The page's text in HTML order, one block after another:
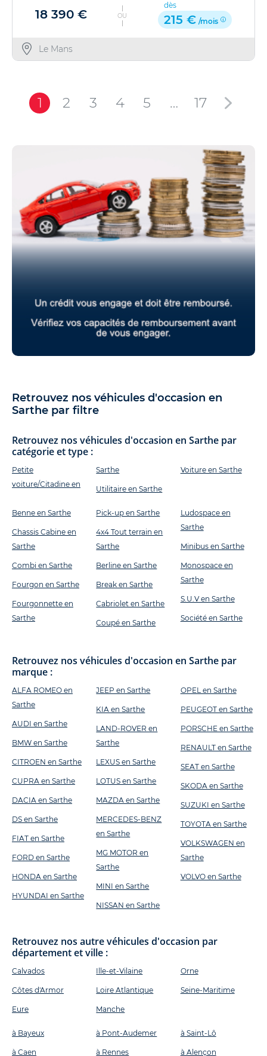
18 390 € OU
dès
215 € /mois
Le Mans
1 2 3 4 5 … 17
Retrouvez nos véhicules d'occasion en
Sarthe par filtre
Retrouvez nos véhicules d'occasion en Sarthe par
catégorie et type :
Petite
voiture/Citadine en
Sarthe
Utilitaire en Sarthe
Voiture en Sarthe
Benne en Sarthe
Chassis Cabine en
Sarthe
Combi en Sarthe
Fourgon en Sarthe
Fourgonnette en
Sarthe
Pick-up en Sarthe
4x4 Tout terrain en
Sarthe
Berline en Sarthe
Break en Sarthe
Cabriolet en Sarthe
Coupé en Sarthe
Ludospace en
Sarthe
Minibus en Sarthe
Monospace en
Sarthe
S.U.V en Sarthe
Société en Sarthe
Retrouvez nos véhicules d'occasion en Sarthe par
marque :
ALFA ROMEO en
Sarthe
AUDI en Sarthe
BMW en Sarthe
CITROEN en Sarthe
CUPRA en Sarthe
DACIA en Sarthe
DS en Sarthe
FIAT en Sarthe
FORD en Sarthe
HONDA en Sarthe
HYUNDAI en Sarthe
JEEP en Sarthe
KIA en Sarthe
LAND-ROVER en
Sarthe
LEXUS en Sarthe
LOTUS en Sarthe
MAZDA en Sarthe
MERCEDES-BENZ
en Sarthe
MG MOTOR en
Sarthe
MINI en Sarthe
NISSAN en Sarthe
OPEL en Sarthe
PEUGEOT en Sarthe
PORSCHE en Sarthe
RENAULT en Sarthe
SEAT en Sarthe
SKODA en Sarthe
SUZUKI en Sarthe
TOYOTA en Sarthe
VOLKSWAGEN en
Sarthe
VOLVO en Sarthe
Retrouvez nos autre véhicules d'occasion par
département et ville :
Calvados
Côtes d'Armor
Eure
Ille-et-Vilaine
Loire Atlantique
Manche
Orne
Seine-Maritime
à Bayeux
à Caen
à Pont-Audemer
à Rennes
à Saint-Lô
à Alençon